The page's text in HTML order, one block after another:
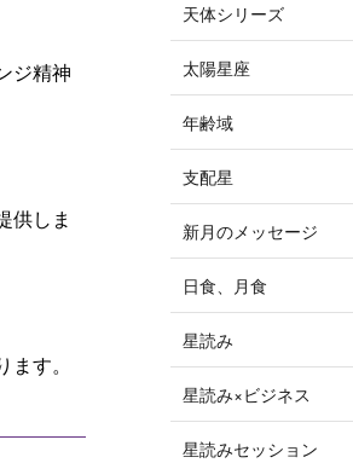
ジ精神
供しま
す。
天体シリーズ
太陽星座
年齢域
支配星
新月のメッセージ
日食、月食
星読み
星読み×ビジネス
星読みセッション